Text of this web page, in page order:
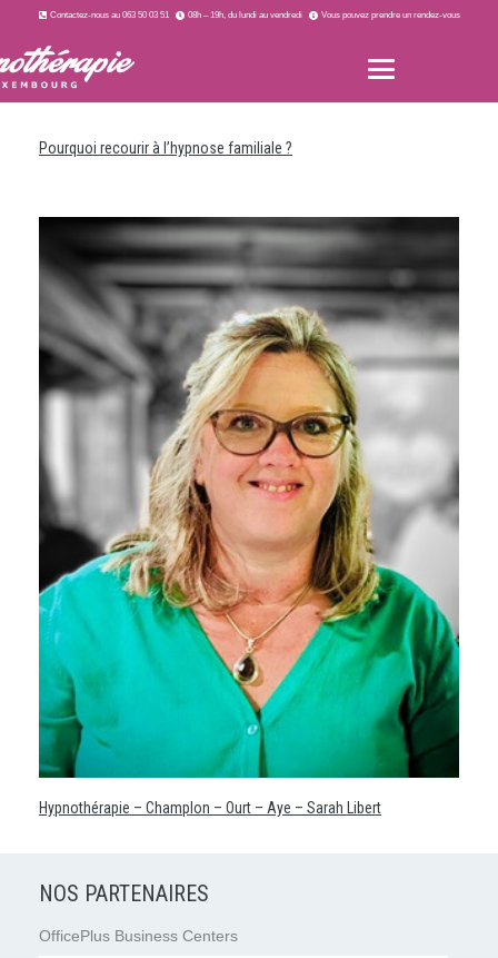
Contactez-nous au 063 50 03 51 08h – 19h, du lundi au vendredi Vous pouvez prendre un rendez-vous
Pourquoi recourir à l’hypnose familiale ?
Hypnothérapie – Champlon – Ourt – Aye – Sarah Libert
NOS PARTENAIRES
OfficePlus Business Centers